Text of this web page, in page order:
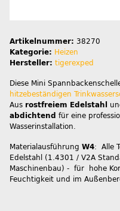
Artikelnummer: 38270
Kategorie: Heizen
Hersteller: tigerexped
Diese Mini
hitzebeständigen
Aus rostfreiem Edelstahl
abdichtend für eine
Wasserinstallation.
Materialausführung W4: Alle
Edelstahl (1.4301 / V2A
Maschinenbau) - für hohe
Feuchtigkeit und im